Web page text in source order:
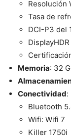
Resolución
Tasa de
DCI-P3 del
Memoria: 32
Conectividad:
Bluetooth
Wifi: Wifi 7
Killer 1750i